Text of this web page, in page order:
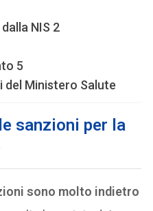
NIS 2
5
del Ministero Salute
sanzioni per la
sono molto indietro